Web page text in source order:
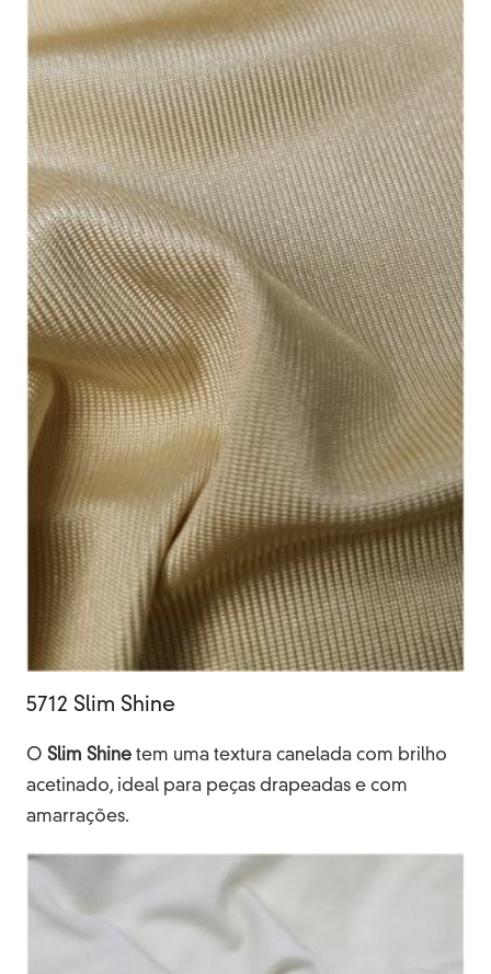
5712 Slim Shine
O Slim Shine tem uma textura canelada com brilho
acetinado, ideal para peças drapeadas e com
amarrações.